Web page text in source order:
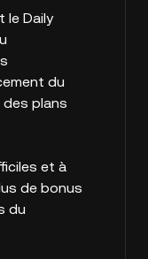
le Daily
du
des plans
et à
de bonus
du